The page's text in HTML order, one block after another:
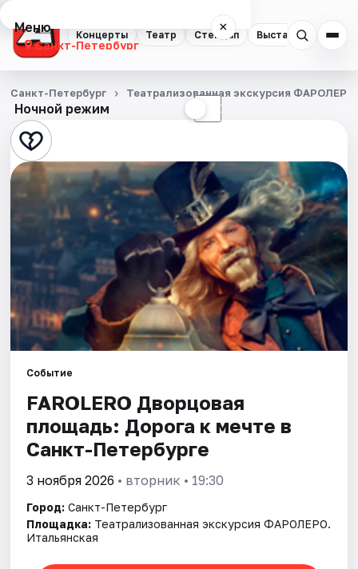
Концерты Театр Стендап Выставки
Меню ×
Санкт-Петербург
Концерты
Театр
Стендап
Выставки
Квесты
Экскурсии
Спорт
События
Города
Площадки
Артисты
Рейтинги
Ночной режим ☾
Санкт-Петербург Театрализованная экскурсия
Событие
FAROLERO Дворцовая
площадь: Дорога к мечте в
Санкт-Петербурге
3 ноября 2026 • вторник • 19:30
Город: Санкт-Петербург
Площадка: Театрализованная экскурсия ФАРОЛЕРО.
Итальянская